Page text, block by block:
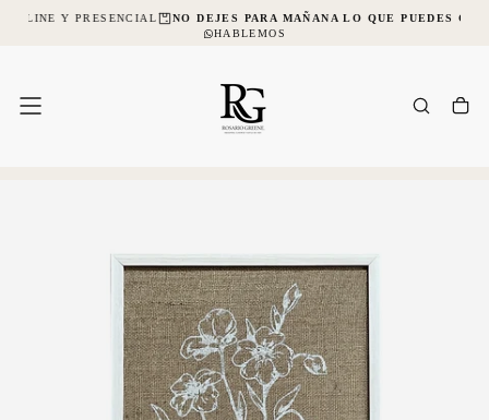
SALTAR
ONLINE Y PRESENCIAL
NO DEJES PARA MAÑANA LO QUE PUEDES
HABLEMOS